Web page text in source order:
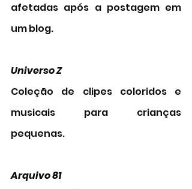
afetadas após a postagem em
um blog.
Universo Z
Coleção de clipes coloridos e
musicais para crianças
pequenas.
Arquivo 81